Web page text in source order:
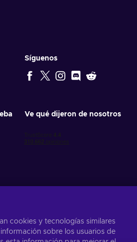
Síguenos
Ve qué dijeron de nosotros
de videojuegos
Suscribirse
cookies y tecnologías similares
sobre los usuarios de